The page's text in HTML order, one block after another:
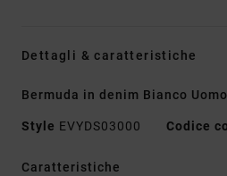
Dettagli & caratteristiche
Bermuda in denim Bianco Uomo
Style EVYDS03000 Codice
Caratteristiche